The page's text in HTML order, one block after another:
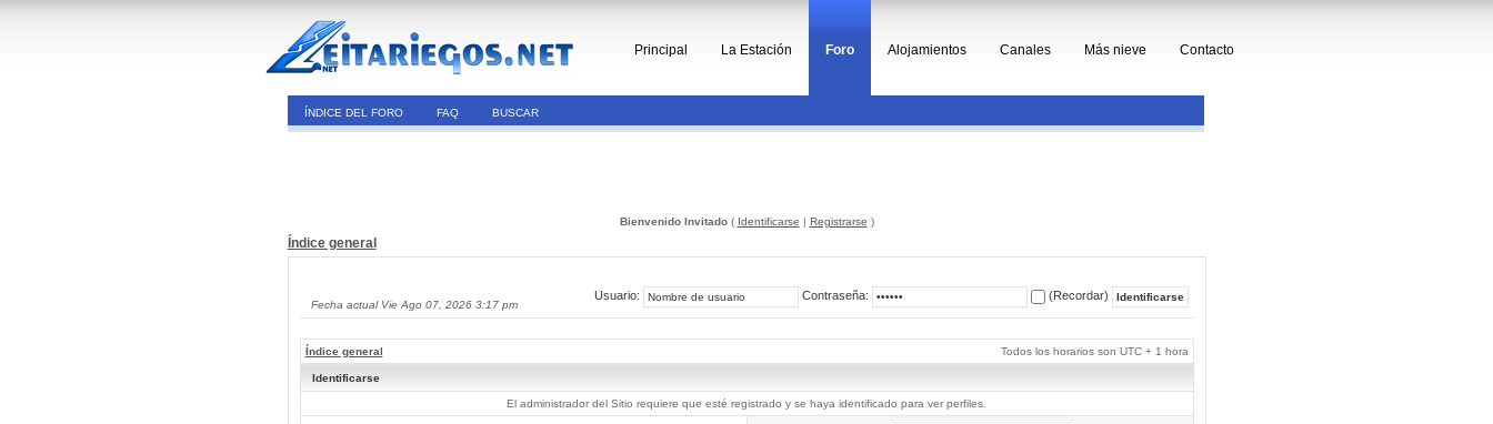
Principal La Estación Foro Alojamientos Canales Más nieve Contacto
ÍNDICE DEL FORO FAQ BUSCAR
Bienvenido Invitado( Identificarse | Registrarse )
Índice general
Fecha actual Vie Ago 07, 2026 3:17 pm
Usuario: Contraseña: (Recordar)
Índice general Todos los horarios son UTC + 1 hora
Identificarse
El administrador del Sitio requiere que esté registrado y se haya identificado para ver perfiles.